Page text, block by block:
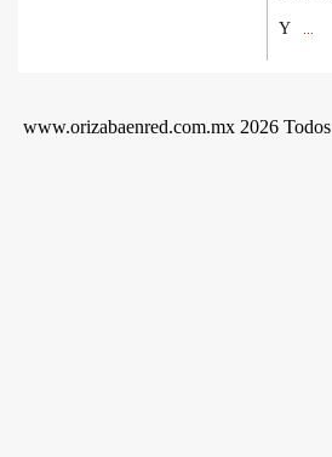
Y
www.orizabaenred.com.mx 2026 Todos